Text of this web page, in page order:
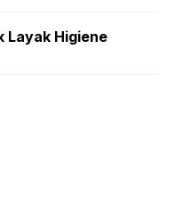
Layak Higiene